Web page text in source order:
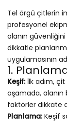
Tel örgü çitlerin
profesyonel
alanın
dikkatle
uygulamasının
1.
Keşif:İlk adım, çit
aşamada,
faktörler dikkate
Planlama:Keşif